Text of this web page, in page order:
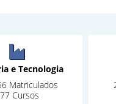
e Tecnologia
Matriculados
Cursos